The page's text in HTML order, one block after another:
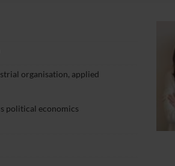
organisation, applied
political economics